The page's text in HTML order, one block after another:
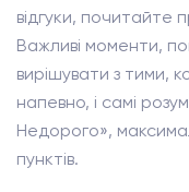
відгуки, почитайте
Важливі моменти,
вирішувати з тими,
напевно, і самі
Недорого»,
пунктів.